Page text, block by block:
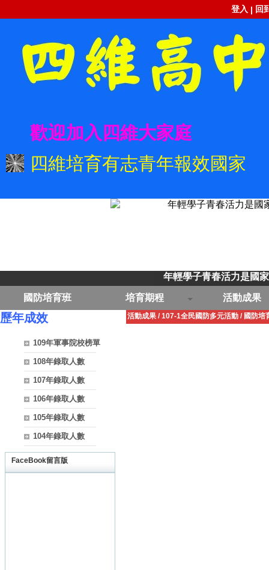
登入 | 回
歡迎加入四維大家庭
四維培育有志青年報效國家
年輕學子青春活力是國
國防培育班 培育期程 活動成果
歷年成效
109年軍事院校榜單
108年錄取人數
107年錄取人數
106年錄取人數
105年錄取人數
104年錄取人數
FaceBook留言版
活動成果 / 107-1全民國防多元活動 / 國防培